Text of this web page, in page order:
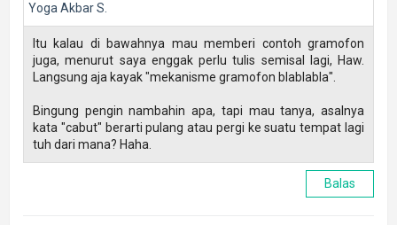
Yoga Akbar S.
Itu kalau di bawahnya mau memberi contoh gramofon
juga, menurut saya enggak perlu tulis semisal lagi, Haw.
Langsung aja kayak "mekanisme gramofon blablabla".
Bingung pengin nambahin apa, tapi mau tanya, asalnya
kata "cabut" berarti pulang atau pergi ke suatu tempat lagi
tuh dari mana? Haha.
Balas